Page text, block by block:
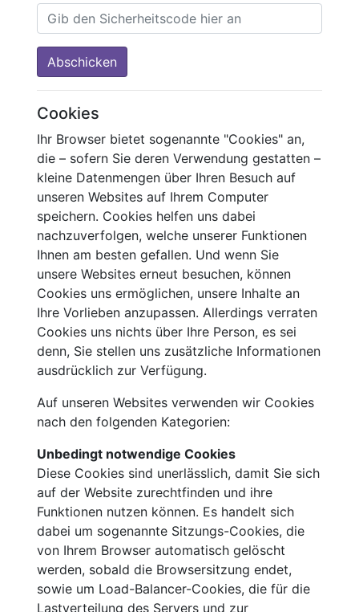
Abschicken
Cookies
Ihr Browser bietet sogenannte "Cookies" an,
die – sofern Sie deren Verwendung gestatten –
kleine Datenmengen über Ihren Besuch auf
unseren Websites auf Ihrem Computer
speichern. Cookies helfen uns dabei
nachzuverfolgen, welche unserer Funktionen
Ihnen am besten gefallen. Und wenn Sie
unsere Websites erneut besuchen, können
Cookies uns ermöglichen, unsere Inhalte an
Ihre Vorlieben anzupassen. Allerdings verraten
Cookies uns nichts über Ihre Person, es sei
denn, Sie stellen uns zusätzliche Informationen
ausdrücklich zur Verfügung.
Auf unseren Websites verwenden wir Cookies
nach den folgenden Kategorien:
Unbedingt notwendige Cookies
Diese Cookies sind unerlässlich, damit Sie sich
auf der Website zurechtfinden und ihre
Funktionen nutzen können. Es handelt sich
dabei um sogenannte Sitzungs-Cookies, die
von Ihrem Browser automatisch gelöscht
werden, sobald die Browsersitzung endet,
sowie um Load-Balancer-Cookies, die für die
Lastverteilung des Servers und zur